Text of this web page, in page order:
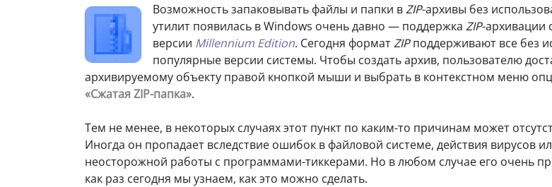
Возможность запаковывать файлы и папки вZIP-архивы без
утилит появилась в Windows очень давно — поддержка ZIP-архивации
версии Millennium Edition. Сегодня форматZIPподдерживают все без
популярные версии системы. Чтобы создать архив, пользователю
архивируемому объекту правой кнопкой мыши и выбрать в контекстном меню
«Сжатая ZIP-папка».
Тем не менее, в некоторых случаях этот пункт по каким-то причинам может
Иногда он пропадает вследствие ошибок в файловой системе, действия вирусов
неосторожной работы с программами-тиккерами. Но в любом случае его очень
как раз сегодня мы узнаем, как это можно сделать.